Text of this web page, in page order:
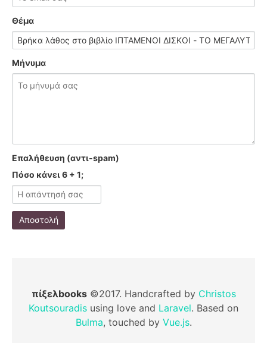
Θέμα
Μήνυμα
Επαλήθευση (αντι-spam)
Πόσο κάνει 6 + 1;
Αποστολή
πίξελbooks©2017. Handcrafted by Christos
Koutsouradis using love and Laravel. Based on
Bulma, touched by Vue.js.